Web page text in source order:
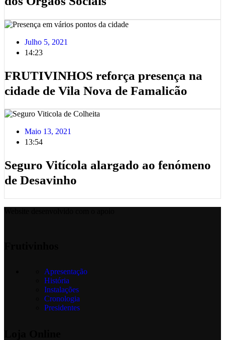
Julho 5, 2021
14:23
FRUTIVINHOS reforça presença na
cidade de Vila Nova de Famalicão
Maio 13, 2021
13:54
Seguro Vitícola alargado ao fenómeno
de Desavinho
Apresentação
História
Instalações
Cronologia
Presidentes